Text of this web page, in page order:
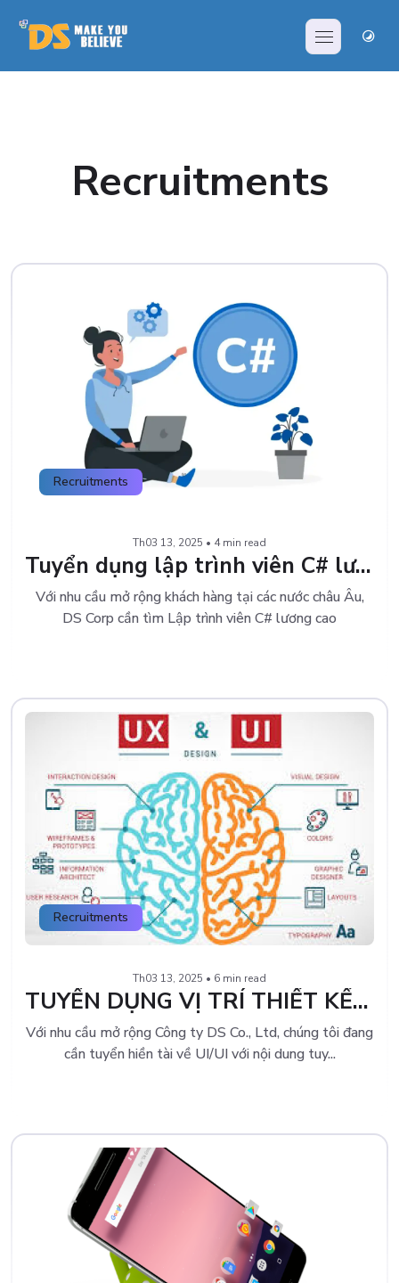
Recruitments
Recruitments
Th03 13, 2025 • 4 min read
Tuyển dụng lập trình viên C# lương cao từ 3000 đến 7000 USD
Với nhu cầu mở rộng khách hàng tại các nước châu Âu,
DS Corp cần tìm Lập trình viên C# lương cao
Recruitments
Th03 13, 2025 • 6 min read
TUYỂN DỤNG VỊ TRÍ THIẾT KẾ UI, UX LƯƠNG CAO
Với nhu cầu mở rộng Công ty DS Co., Ltd, chúng tôi đang
cần tuyển hiền tài về UI/UI với nội dung tuy...